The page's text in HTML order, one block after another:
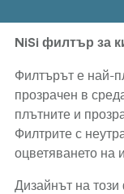
NiSi филтър за
Филтърът е най-
прозрачен в
плътните и
Филтрите с
оцветяването на
Дизайнът на